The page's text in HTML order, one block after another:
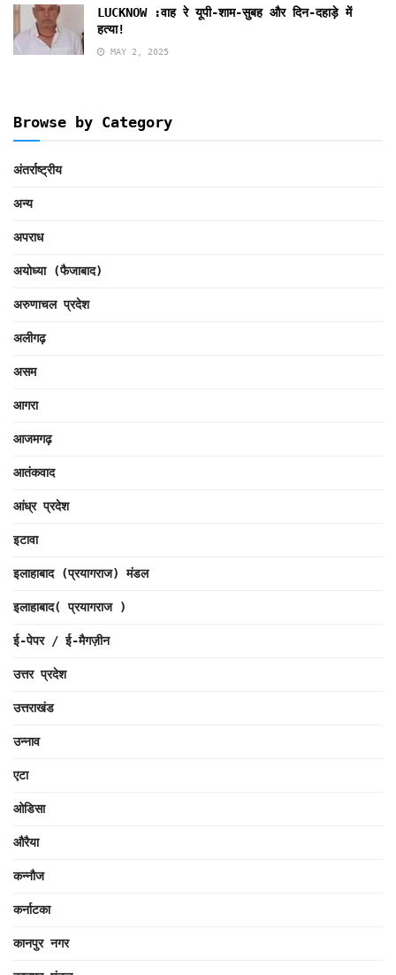
LUCKNOW :वाह रे यूपी-शाम-सुबह और दिन-दहाड़े में
हत्या!
MAY 2, 2025
Browse by Category
अंतर्राष्ट्रीय
अन्य
अपराध
अयोध्या (फैजाबाद)
अरुणाचल प्रदेश
अलीगढ़
असम
आगरा
आजमगढ़
आतंकवाद
आंध्र प्रदेश
इटावा
इलाहाबाद (प्रयागराज) मंडल
इलाहाबाद( प्रयागराज )
ई-पेपर / ई-मैगज़ीन
उत्तर प्रदेश
उत्तराखंड
उन्नाव
एटा
ओडिसा
औरैया
कन्नौज
कर्नाटका
कानपुर नगर